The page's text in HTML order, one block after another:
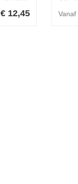
€ 12,45 Vanaf